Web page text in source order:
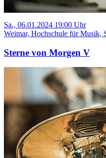
Sa., 06.01.2024 19:00 Uhr
Weimar, Hochschule für Musik,
Sterne von Morgen V